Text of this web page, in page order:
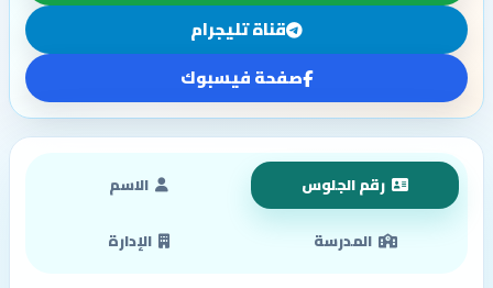
قناة تليجرام
صفحة فيسبوك
رقم الجلوس الاسم
المدرسة الإدارة